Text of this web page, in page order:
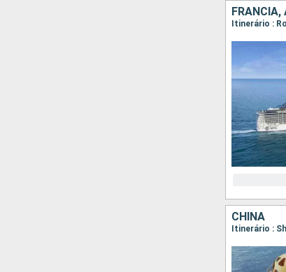
FRANCIA,
Itinerário :
CHINA
Itinerário :